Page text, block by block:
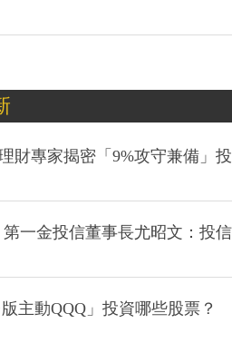
財專家揭密「9%攻守兼備」投
一金投信董事長尤昭文：投信
主動QQQ」投資哪些股票？